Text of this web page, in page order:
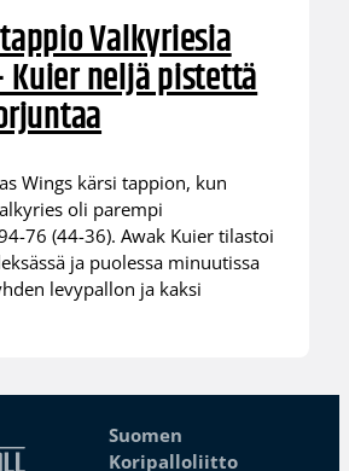
Valkyriesia
Kuier neljä pistettä
Wings kärsi tappion, kun
oli parempi
76 (44-36). Awak Kuier tilastoi
ja puolessa minuutissa
levypallon ja kaksi
Suomen
Koripalloliitto